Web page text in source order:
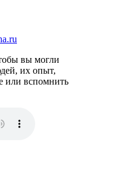
вы могли
их опыт,
или вспомнить